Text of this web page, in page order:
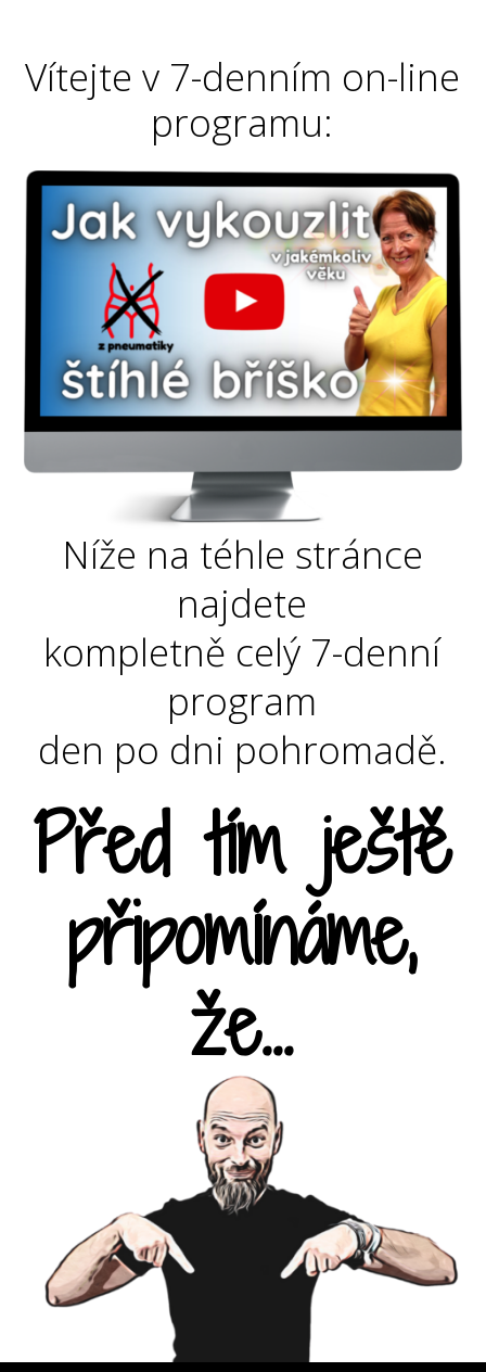
Vítejte v 7-denním on-line
programu:
Níže na téhle stránce
najdete
kompletně celý 7-denní
program
den po dni pohromadě.
Před tím ještě
připomínáme,
že...